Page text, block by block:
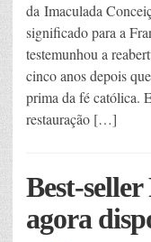
da Imaculada
significado para a
testemunhou a
cinco anos depois
prima da fé católica.
restauração […]
Best-
agora